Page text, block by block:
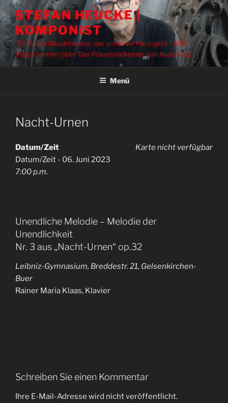
Zum
Inhalt
springen
STEFAN HEUCKE |
KOMPONIST
"Ein Stück Musiktheater, das unter die Haut geht." ARD
Tagesthemen über 'Das Frauenorchester von Auschwitz'
Menü
Nacht-Urnen
Karte nicht verfügbar
Datum/Zeit
Datum/Zeit - 06. Juni 2023
7:00 p.m.
Unendliche Melodie – Melodie der
Unendlichkeit
Nr. 3 aus „Nacht-Urnen“ op.32
Leibniz-Gymnasium, Breddestr. 21, Gelsenkirchen-
Buer
Rainer Maria Klaas, Klavier
Schreiben Sie einen Kommentar
Ihre E-Mail-Adresse wird nicht veröffentlicht.